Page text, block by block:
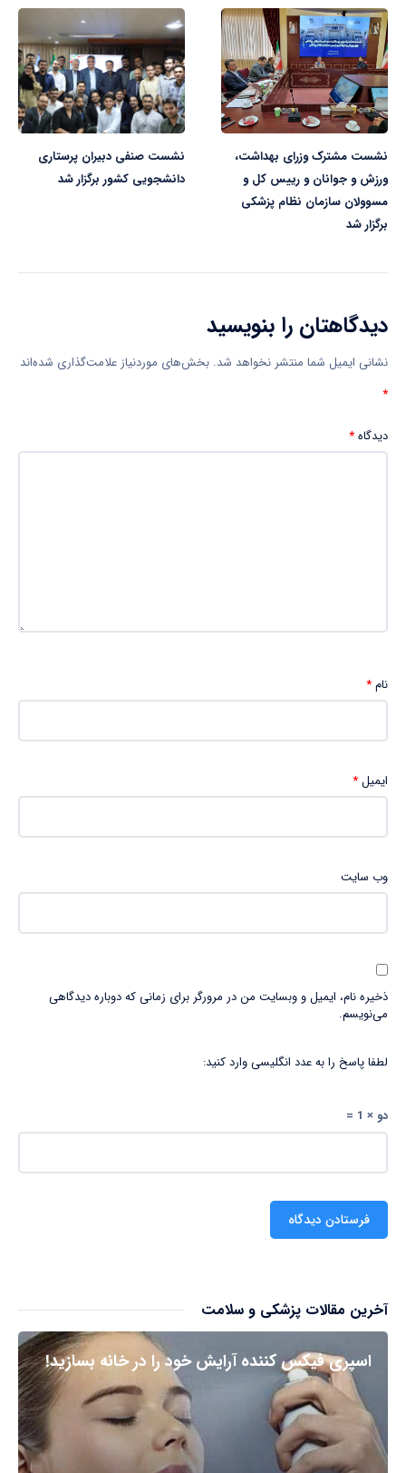
نشست مشترک وزرای بهداشت،
ورزش و جوانان و رییس کل و
مسوولان سازمان نظام پزشکی
برگزار شد
نشست صنفی دبیران پرستاری
دانشجویی کشور برگزار شد
دیدگاهتان را بنویسید
نشانی ایمیل شما منتشر نخواهد شد. بخش‌های موردنیاز علامت‌گذاری شده‌اند
*
دیدگاه*
نام*
ایمیل*
وب‌ سایت
ذخیره نام، ایمیل و وبسایت من در مرورگر برای زمانی که دوباره دیدگاهی
می‌نویسم.
لطفا پاسخ را به عدد انگلیسی وارد کنید:
دو × 1 =
آخرین مقالات پزشکی و سلامت
اسپری فیکس کننده آرایش خود را در خانه بسازید!